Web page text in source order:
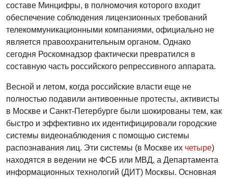
составе Минцифры, в полномочия которого входит
обеспечение соблюдения лицензионных требований
телекоммуникационными компаниями, официально не
является правоохранительным органом. Однако
сегодня Роскомнадзор фактически превратился в
составную часть российского репрессивного аппарата.
Весной и летом, когда российские власти еще не
полностью подавили антивоенные протесты, активисты
в Москве и Санкт-Петербурге были шокированы тем, как
быстро и эффективно их идентифицировали городские
системы видеонаблюдения с помощью системы
распознавания лиц. Эти системы (в Москве их четыре)
находятся в ведении не ФСБ или МВД, а Департамента
информационных технологий (ДИТ) Москвы. Основная